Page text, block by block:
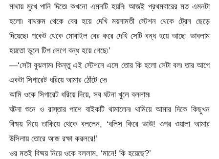
মাথায় মুখে পানি দিতে৷ কখনো এমনটি হয়নি৷ আজই প্রথমবারের মত এমনটা
হলো৷ বাথরুম থেকে বের হয়ে দেখি ময়নামতী স্টেশন থেকে ট্রেন ছেড়ে
দিয়েছে৷ পকেট থেকে মোবাইল বের করে দেখি সেটি বন্ধ হয়ে আছে৷ ভাবলাম
হয়তো ভুলে টিপ লেগে বন্ধ হয়ে গেছে৷’
—‘সেটা বুঝলাম৷ কিন্তু এই স্টেশনে এসে তোর কি হলো সেটা বল৷ তার আগে
একটা সিগারেট ধরিয়ে আমার ঠোঁটে দে৷
আমি ওকে সিগারেট ধরিয়ে দিয়ে, সব ঘটনা খুলে বললাম৷
ঘটনা শুনে ও রাস্তার পাশে বাইকটি থামালেন৷ থামিয়ে আমার দিকে কিছুখন
বিষ্ময় নিয়ে তাকিয়ে থেকে বললেন, ‘বলিস কিরে ভাউ! ওপর ওয়ালা আমার
উসিলায় তোরে আজ রক্ষা করলরে!’
ওর মতই বিষ্ময় নিয়ে ওকে বললাম, ‘মানে! কি হয়েছে?’